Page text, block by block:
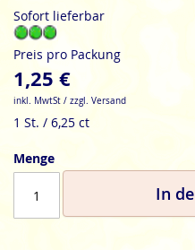
Sofort lieferbar
Preis pro Packung
1,25 €
inkl. MwtSt / zzgl. Versand
1 St. / 6,25 ct
Menge
In